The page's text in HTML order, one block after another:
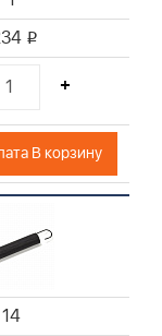
i
+
В корзину
14